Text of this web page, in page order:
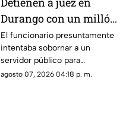
Durango con un millón
de pesos y un arma de
fuego
El funcionario presuntamente
intentaba sobornar a un
servidor público para
reclasificar diversas causas
agosto 07, 2026 04:18 p. m.